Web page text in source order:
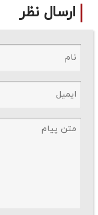
ارسال نظر